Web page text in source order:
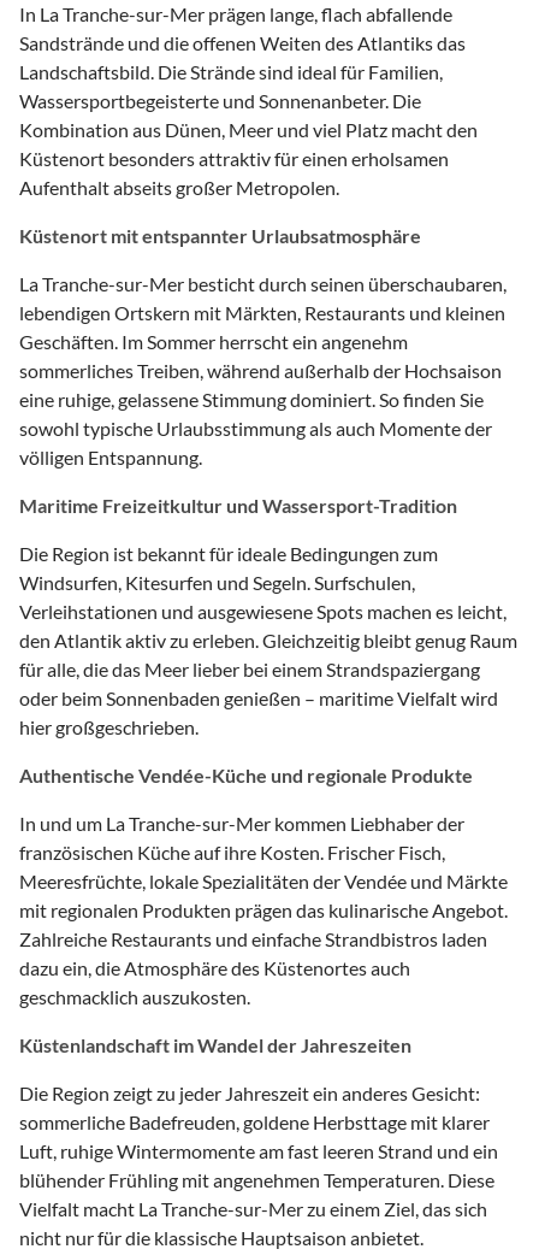
In La Tranche-sur-Mer prägen lange, flach abfallende
Sandstrände und die offenen Weiten des Atlantiks das
Landschaftsbild. Die Strände sind ideal für Familien,
Wassersportbegeisterte und Sonnenanbeter. Die
Kombination aus Dünen, Meer und viel Platz macht den
Küstenort besonders attraktiv für einen erholsamen
Aufenthalt abseits großer Metropolen.
Küstenort mit entspannter Urlaubsatmosphäre
La Tranche-sur-Mer besticht durch seinen überschaubaren,
lebendigen Ortskern mit Märkten, Restaurants und kleinen
Geschäften. Im Sommer herrscht ein angenehm
sommerliches Treiben, während außerhalb der Hochsaison
eine ruhige, gelassene Stimmung dominiert. So finden Sie
sowohl typische Urlaubsstimmung als auch Momente der
völligen Entspannung.
Maritime Freizeitkultur und Wassersport-Tradition
Die Region ist bekannt für ideale Bedingungen zum
Windsurfen, Kitesurfen und Segeln. Surfschulen,
Verleihstationen und ausgewiesene Spots machen es leicht,
den Atlantik aktiv zu erleben. Gleichzeitig bleibt genug Raum
für alle, die das Meer lieber bei einem Strandspaziergang
oder beim Sonnenbaden genießen – maritime Vielfalt wird
hier großgeschrieben.
Authentische Vendée-Küche und regionale Produkte
In und um La Tranche-sur-Mer kommen Liebhaber der
französischen Küche auf ihre Kosten. Frischer Fisch,
Meeresfrüchte, lokale Spezialitäten der Vendée und Märkte
mit regionalen Produkten prägen das kulinarische Angebot.
Zahlreiche Restaurants und einfache Strandbistros laden
dazu ein, die Atmosphäre des Küstenortes auch
geschmacklich auszukosten.
Küstenlandschaft im Wandel der Jahreszeiten
Die Region zeigt zu jeder Jahreszeit ein anderes Gesicht:
sommerliche Badefreuden, goldene Herbsttage mit klarer
Luft, ruhige Wintermomente am fast leeren Strand und ein
blühender Frühling mit angenehmen Temperaturen. Diese
Vielfalt macht La Tranche-sur-Mer zu einem Ziel, das sich
nicht nur für die klassische Hauptsaison anbietet.